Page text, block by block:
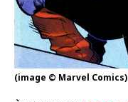
(image © Marvel Comics)